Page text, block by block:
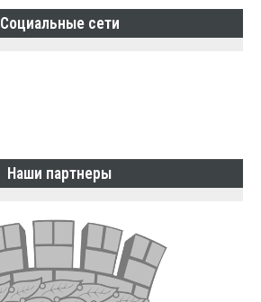
Социальные сети
Наши партнеры